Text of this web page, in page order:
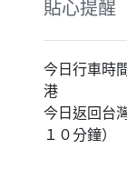
貼心提醒
今日行車時
港
今日返回台
１０分鐘）